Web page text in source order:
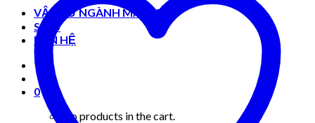
VẬT TƯ NGÀNH MAY MẶC
Shop
LIÊN HỆ
0
No products in the cart.